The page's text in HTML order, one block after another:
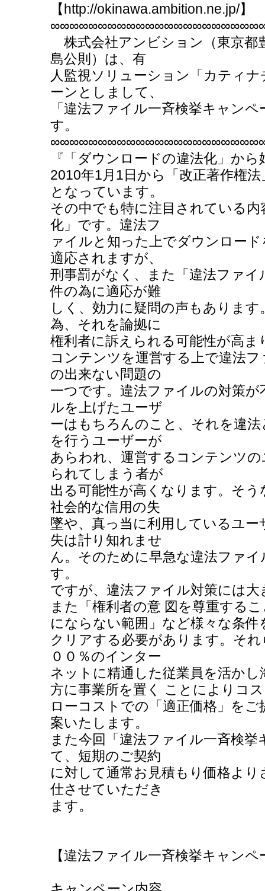
【http://okinawa.ambition.ne.jp/】
株式会社アンビション（東京都
島公則）は、有
人監視ソリューション「カティ
ーンとしまして、
「違法ファイル一斉検挙キャン
す。
『「ダウンロードの違法化」か
2010年1月1日から「改正著作権
となっています。
その中でも特に注目されている
化」です。違法フ
ァイルと知った上でダウンロー
適応されますが、
刑事罰がなく、また「違法ファ
件の為に適応が難
しく、効力に疑問の声もありま
為、それを論拠に
権利者に訴えられる可能性が高ま
コンテンツを運営する上で違法
の出来ない問題の
一つです。違法ファイルの対策
ルを上げたユーザ
ーはもちろんのこと、それを違
を行うユーザーが
あらわれ、運営するコンテンツ
られてしまう者が
出る可能性が高くなります。そ
社会的な信用の失
墜や、真っ当に利用しているユ
失は計り知れませ
ん。そのために早急な違法ファ
す。
ですが、違法ファイル対策には
また「権利者の意 図を尊重する
にならない範囲」など様々な条件
クリアする必要があります。そ
００％のインター
ネットに精通した従業員を活か
方に事業所を置く ことによりコ
ローコストでの「適正価格」をご
案いたします。
また今回「違法ファイル一斉検
て、短期のご契約
に対して通常お見積もり価格よ
仕させていただき
ます。
【違法ファイル一斉検挙キャンペ